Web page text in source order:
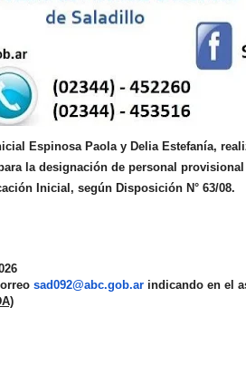
Espinosa Paola y Delia Estefanía,
la designación de personal
Inicial, según Disposición N° 63/08.
sad092@abc.gob.ar indicando en el